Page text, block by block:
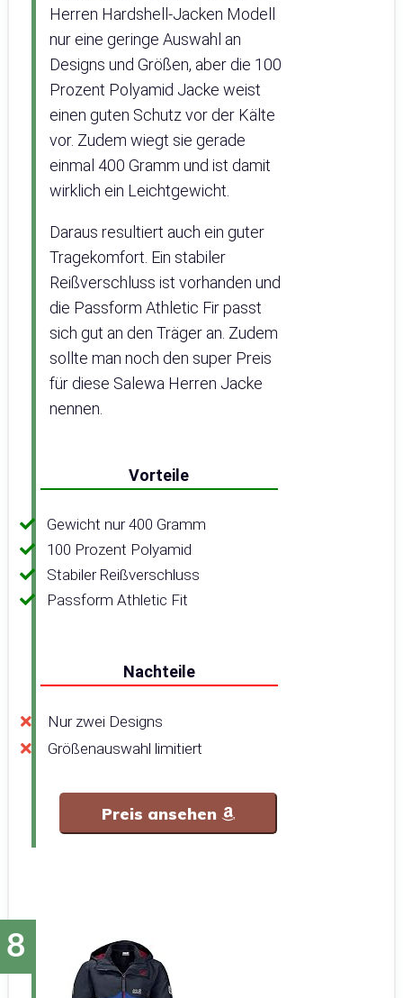
Herren Hardshell-Jacken Modell
nur eine geringe Auswahl an
Designs und Größen, aber die 100
Prozent Polyamid Jacke weist
einen guten Schutz vor der Kälte
vor. Zudem wiegt sie gerade
einmal 400 Gramm und ist damit
wirklich ein Leichtgewicht.
Daraus resultiert auch ein guter
Tragekomfort. Ein stabiler
Reißverschluss ist vorhanden und
die Passform Athletic Fir passt
sich gut an den Träger an. Zudem
sollte man noch den super Preis
für diese Salewa Herren Jacke
nennen.
Vorteile
Gewicht nur 400 Gramm
100 Prozent Polyamid
Stabiler Reißverschluss
Passform Athletic Fit
Nachteile
Nur zwei Designs
Größenauswahl limitiert
Preis ansehen